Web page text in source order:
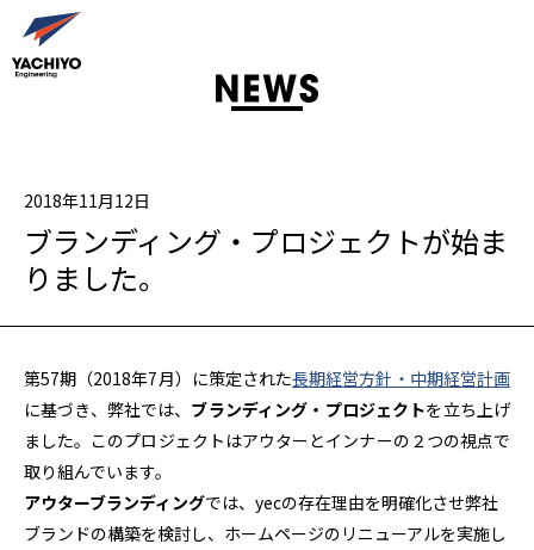
2018年11月12日
ブランディング・プロジェクトが始ま
りました。
第57期（2018年7月）に策定された長期経営方針・中期経営計画
に基づき、弊社では、 ブランディング・プロジェクトを立ち上げ
ました。このプロジェクトはアウターとインナーの２つの視点で
取り組んでいます。
アウターブランディングでは、yecの存在理由を明確化させ弊社
ブランドの構築を検討し、ホームページのリニューアルを実施し